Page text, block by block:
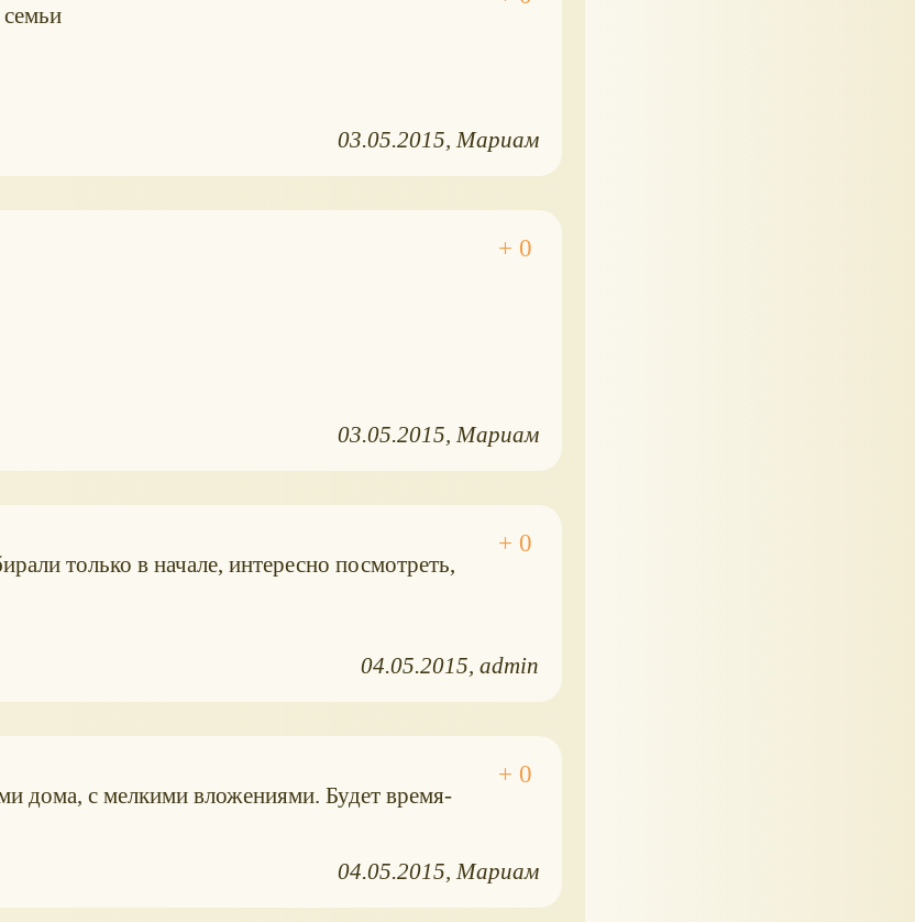
03.05.2015 Мариам
03.05.2015 Мариам
только в начале, интересно посмотреть,
04.05.2015 admin
дома, с мелкими вложениями. Будет время-
04.05.2015 Мариам